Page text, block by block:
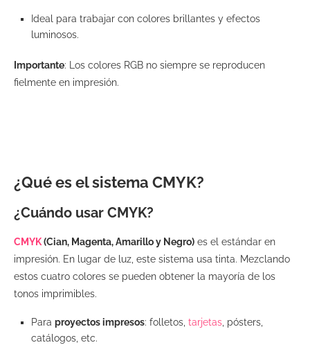
Ideal para trabajar con colores brillantes y efectos
luminosos.
Importante: Los colores RGB no siempre se reproducen
fielmente en impresión.
¿Qué es el sistema CMYK?
¿Cuándo usar CMYK?
CMYK(Cian, Magenta, Amarillo y Negro) es el estándar en
impresión. En lugar de luz, este sistema usa tinta. Mezclando
estos cuatro colores se pueden obtener la mayoría de los
tonos imprimibles.
Para proyectos impresos: folletos, tarjetas, pósters,
catálogos, etc.